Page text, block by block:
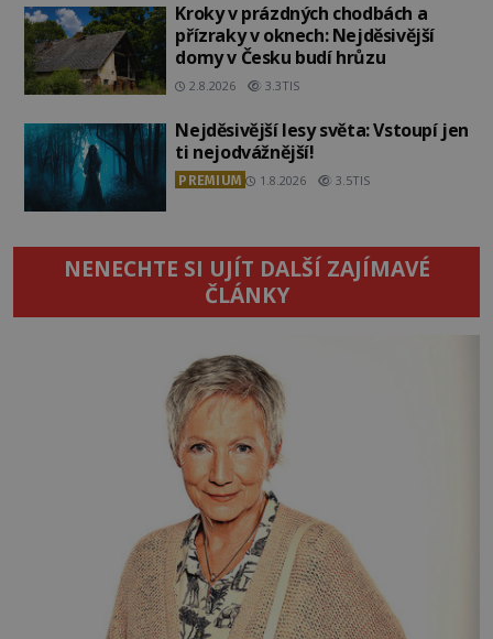
Kroky v prázdných chodbách a
přízraky v oknech: Nejděsivější
domy v Česku budí hrůzu
2.8.2026 3.3TIS
Nejděsivější lesy světa: Vstoupí jen
ti nejodvážnější!
PREMIUM 1.8.2026 3.5TIS
NENECHTE SI UJÍT DALŠÍ ZAJÍMAVÉ
ČLÁNKY